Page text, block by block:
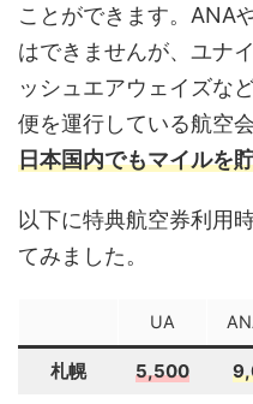
ことができます。ANA
はできませんが、ユナ
ッシュエアウェイズな
便を運行している航空
日本国内でもマイルを
以下に特典航空券利用
てみました。
UA
札幌 5,500